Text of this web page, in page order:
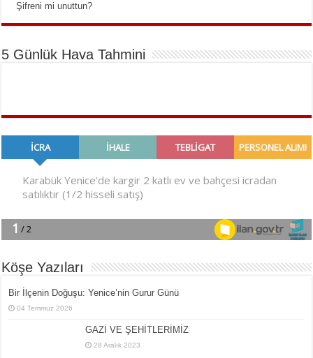
Şifreni mi unuttun?
5 Günlük Hava Tahmini
Köşe Yazıları
Bir İlçe­nin Do­ğu­şu: Ye­ni­ce’nin Gurur Günü
04 Temmuz 2026
GAZİ VE ŞEHİTLERİMİZ
28 Aralık 2023